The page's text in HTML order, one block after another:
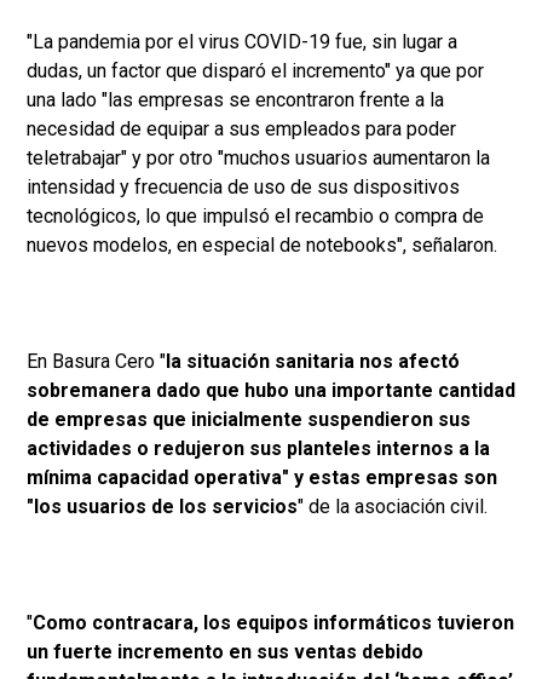
"La pandemia por el virus COVID-19 fue, sin lugar a
dudas, un factor que disparó el incremento" ya que por
una lado "las empresas se encontraron frente a la
necesidad de equipar a sus empleados para poder
teletrabajar" y por otro "muchos usuarios aumentaron la
intensidad y frecuencia de uso de sus dispositivos
tecnológicos, lo que impulsó el recambio o compra de
nuevos modelos, en especial de notebooks", señalaron.
En Basura Cero " la situación sanitaria nos afectó
sobremanera dado que hubo una importante cantidad
de empresas que inicialmente suspendieron sus
actividades o redujeron sus planteles internos a la
mínima capacidad operativa" y estas empresas son
"los usuarios de los servicios" de la asociación civil.
"Como contracara, los equipos informáticos tuvieron
un fuerte incremento en sus ventas debido